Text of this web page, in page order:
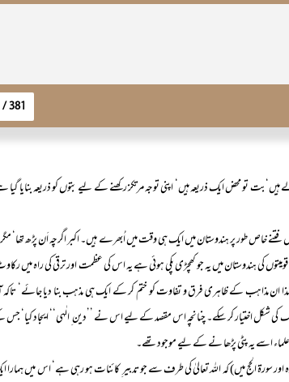
381 /
ہیں‘بت تو محض ایک ذریعہ ہیں‘ اپنی توجہ مرتکز رکھنے کے لیے بتوں کو ذریعہ بنایا گیا
فتنے خاص طور پر ہندوستان میں ایک ہی وقت میں اُبھرے ہیں۔ اکبر اگرچہ اَن پڑھ تھا‘
کی ہندوستان میں یہ جو کھچڑی پکی ہوئی ہے یہ اس کی عظمت اور ترقی کی راہ میں
ان مذاہب کے ظاہری فرق و تفاوت کو ختم کر کے ایک ہی مذہب بنا دیا جائے‘
شکل اختیار کر سکے۔ چنانچہ اس مقصد کے لیے اس نے ’’دین ِ الٰہی‘‘ ایجاد کیا‘
اسے یہ پٹی پڑھا نے کے لیے موجود تھے۔
الحج میں) کہ اللہ تعالیٰ کی طرف سے جو تدبیر ِ کائنات ہو رہی ہے‘ اس میں ہمارا